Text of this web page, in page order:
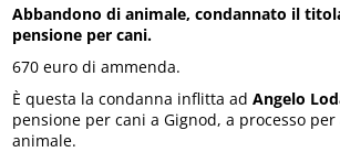
Abbandono di animale, condannato il
pensione per cani.
670 euro di ammenda.
È questa la condanna inflitta adAngelo
pensione per cani a Gignod, a processo
animale.